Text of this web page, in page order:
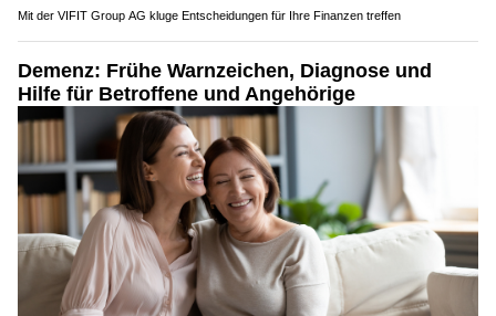
Mit der VIFIT Group AG kluge Entscheidungen für Ihre Finanzen treffen
Demenz: Frühe Warnzeichen, Diagnose und
Hilfe für Betroffene und Angehörige